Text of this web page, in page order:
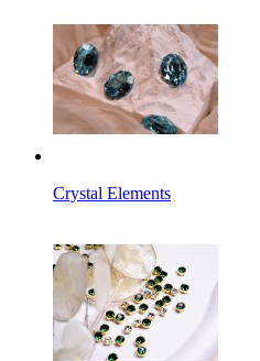
Crystal Elements